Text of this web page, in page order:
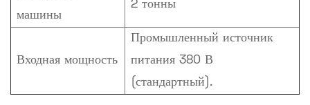
машины
2 тонны
Входная мощность
Промышленный источник
питания 380 В
(стандартный).